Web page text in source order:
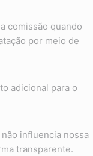
comissão quando
por meio de
adicional para o
influencia nossa
transparente.